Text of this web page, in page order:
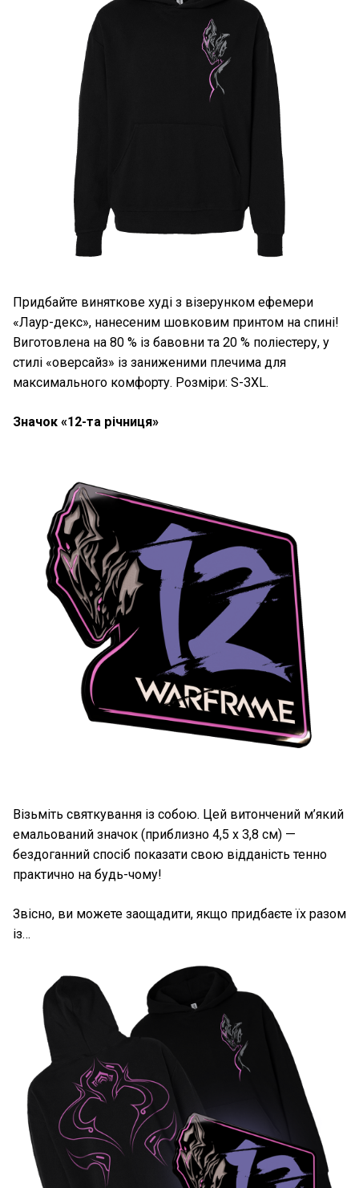
Придбайте виняткове худі з візерунком ефемери
«Лаур-декс», нанесеним шовковим принтом на спині!
Виготовлена на 80 % із бавовни та 20 % поліестеру, у
стилі «оверсайз» із заниженими плечима для
максимального комфорту. Розміри: S-3XL.
Значок «12-та річниця»
Візьміть святкування із собою. Цей витончений м’який
емальований значок (приблизно 4,5 х 3,8 см) —
бездоганний спосіб показати свою відданість тенно
практично на будь-чому!
Звісно, ви можете заощадити, якщо придбаєте їх разом
із…